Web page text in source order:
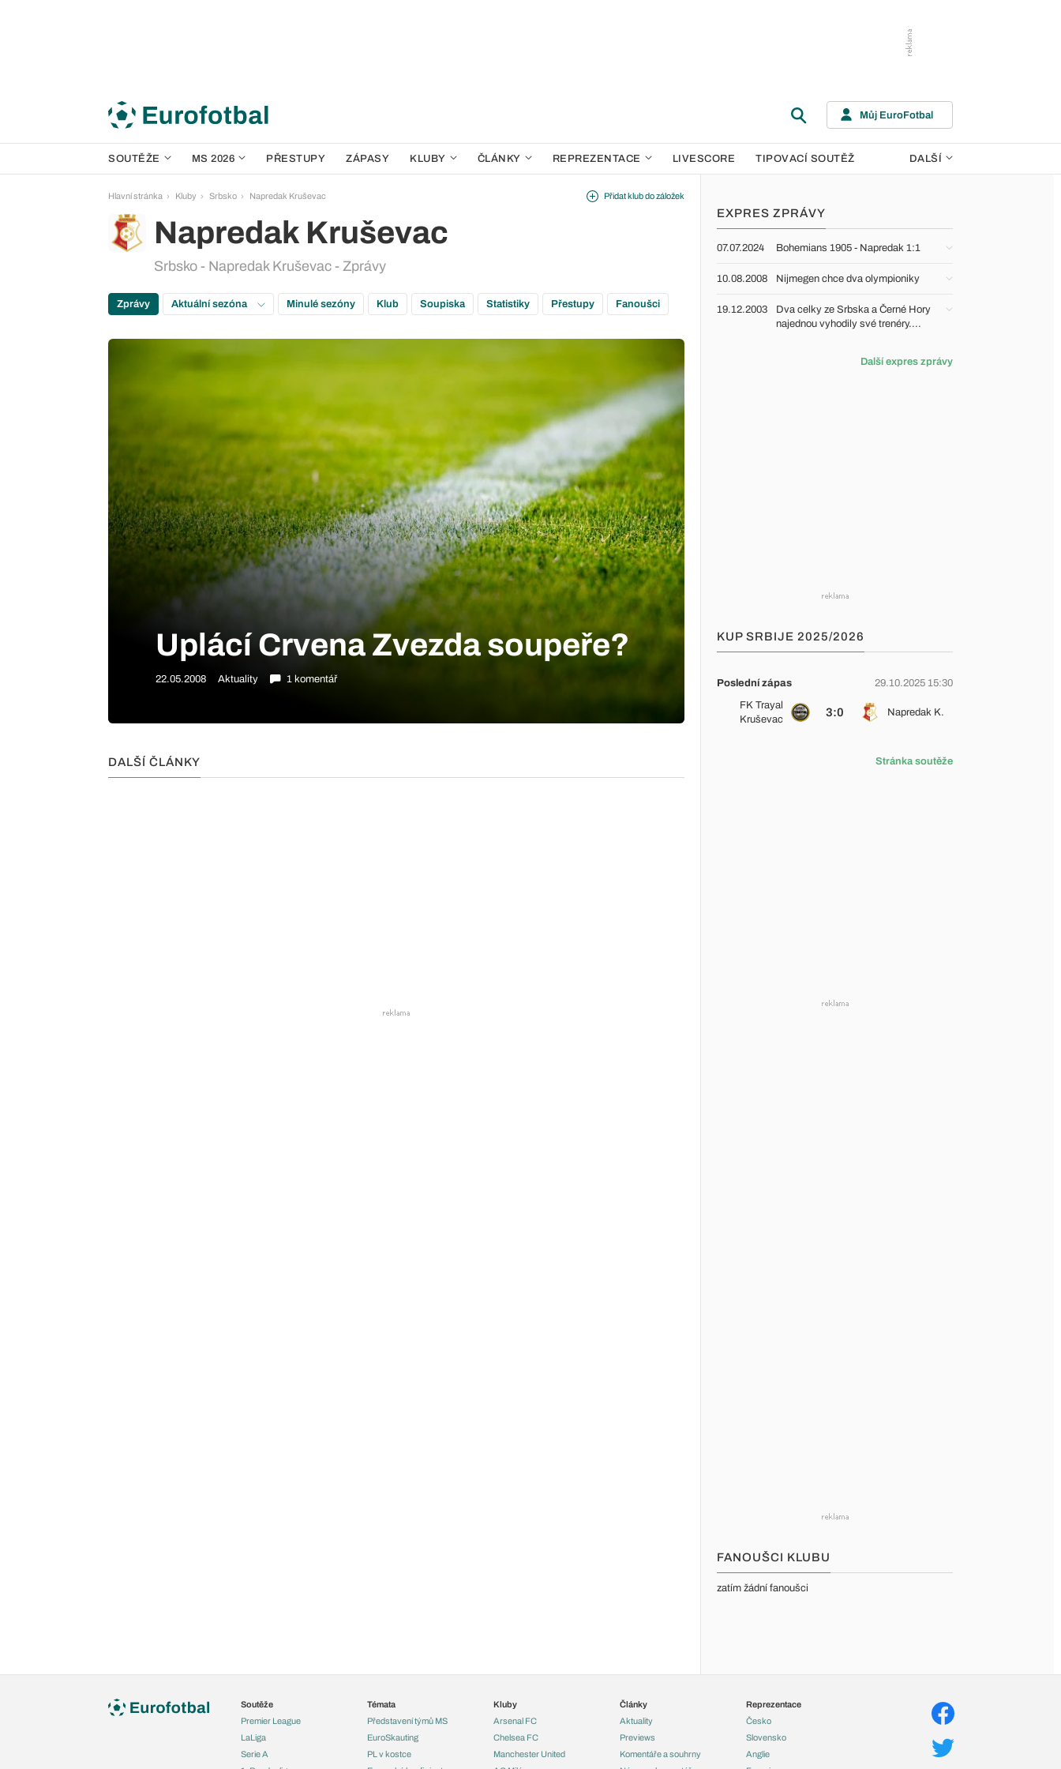
Můj EuroFotbal
SOUTĚŽE MS 2026 PŘESTUPY ZÁPASY KLUBY ČLÁNKY REPREZENTACE LIVESCORE TIPOVACÍ SOUTĚŽ DALŠÍ
Hlavní stránka Kluby Srbsko Napredak Kruševac
Napredak Kruševac
Srbsko - Napredak Kruševac - Zprávy
Přidat klub do záložek
Zprávy Aktuální sezóna Minulé sezóny Klub Soupiska Statistiky Přestupy Fanoušci
Uplácí Crvena Zvezda soupeře?
22.05.2008 Aktuality 1 komentář
DALŠÍ ČLÁNKY
EXPRES ZPRÁVY
07.07.2024 Bohemians 1905 - Napredak 1:1
10.08.2008 Nijmegen chce dva olympioniky
19.12.2003
Dva celky ze Srbska a Černé Hory
najednou vyhodily své trenéry....
Další expres zprávy
KUP SRBIJE 2025/2026
Poslední zápas
29.10.2025 15:30
FK Trayal
Kruševac
3:0 Napredak K.
Stránka soutěže
FANOUŠCI KLUBU
zatím žádní fanoušci
Soutěže
Premier League
LaLiga
Serie A
Témata
Představení týmů MS
EuroSkauting
PL v kostce
Kluby
Arsenal FC
Chelsea FC
Manchester United
Články
Aktuality
Previews
Komentáře a souhrny
Reprezentace
Česko
Slovensko
Anglie